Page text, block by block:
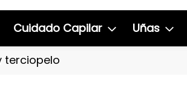
Cuidado Capilar Uñas
terciopelo